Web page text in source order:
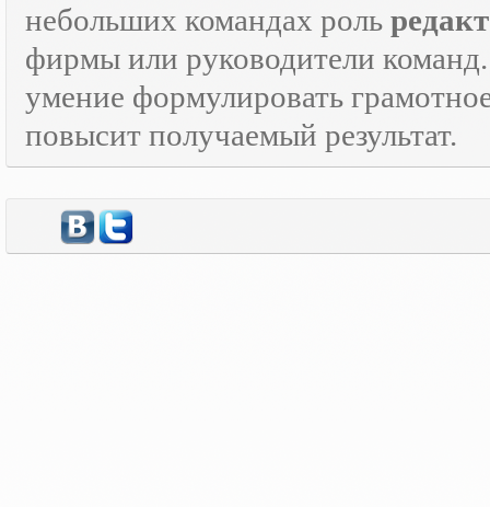
небольших командах роль
фирмы или руководители
умение формулировать
повысит получаемый результат.